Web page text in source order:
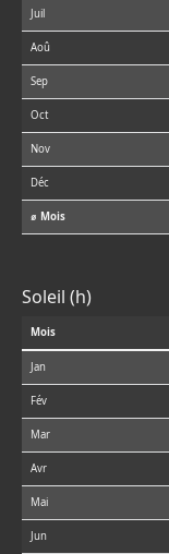
Juil
Aoû
Sep
Oct
Nov
Déc
⌀ Mois
Soleil (h)
Mois
Jan
Fév
Mar
Avr
Mai
Jun